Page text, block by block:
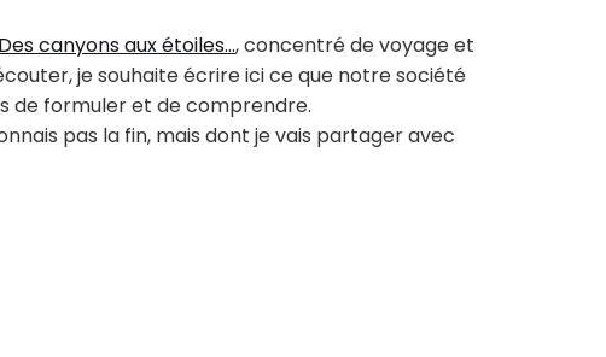
Des canyons aux étoiles…, concentré de voyage et
je souhaite écrire ici ce que notre société
de formuler et de comprendre.
pas la fin, mais dont je vais partager avec